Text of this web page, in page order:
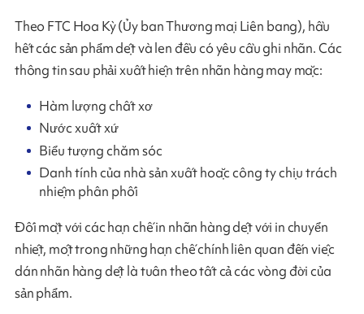
Theo FTC Hoa Kỳ (Ủy ban Thương mại Liên bang), hầu
hết các sản phẩm dệt và len đều có yêu cầu ghi nhãn. Các
thông tin sau phải xuất hiện trên nhãn hàng may mặc:
Hàm lượng chất xơ
Nước xuất xứ
Biểu tượng chăm sóc
Danh tính của nhà sản xuất hoặc công ty chịu trách
nhiệm phân phối
Đối mặt với các hạn chế in nhãn hàng dệt với in chuyển
nhiệt, một trong những hạn chế chính liên quan đến việc
dán nhãn hàng dệt là tuân theo tất cả các vòng đời của
sản phẩm.